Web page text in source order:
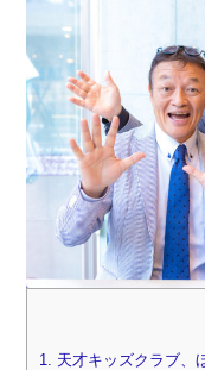
1.
天才キッズクラブ、